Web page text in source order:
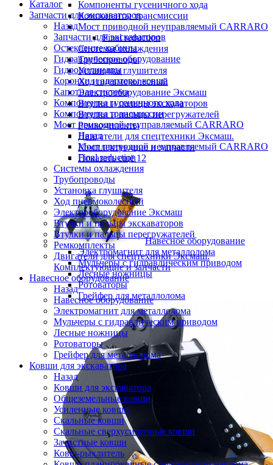
Компоненты гусеничного хода
Компоненты трансмиссии
Мост приводной неуправляемый CARRARO
Final reduction
Системы охлаждения
Трубопроводы
Установка глушителя
Ход пневмоколесный
Электрооборудование Эксмаш
Втулки и пальцы экскаваторов
Втулки и пальцы перегружателей
Ремкомплекты
Двигатели для спецтехники Эксмаш.
Комплектующие и запчасти
Показать ещё 12
Навесное оборудование
Электромагнит для металлолома
Мульчеры с гидравлическим приводом
Лесные ножницы
Ротоваторы
Грейфер для металлолома
Каталог
Запчасти для экскаваторов
Назад
Запчасти для экскаваторов
Остекление кабины
Гидравлическое оборудование
Гидроцилиндры
Коронки и адаптеры ковша
Капотная система
Компоненты гусеничного хода
Компоненты трансмиссии
Мост приводной неуправляемый CARRARO
Назад
Мост приводной неуправляемый CARRARO
Final reduction
Системы охлаждения
Трубопроводы
Установка глушителя
Ход пневмоколесный
Электрооборудование Эксмаш
Втулки и пальцы экскаваторов
Втулки и пальцы перегружателей
Ремкомплекты
Двигатели для спецтехники Эксмаш.
Комплектующие и запчасти
Навесное оборудование
Назад
Навесное оборудование
Электромагнит для металлолома
Мульчеры с гидравлическим приводом
Лесные ножницы
Ротоваторы
Грейфер для металлолома
Ковши для экскаватора
Назад
Ковши для экскаватора
Общеземельные ковши
Усиленные ковши
Скальные ковши
Скальные сверхусиленные ковши
Зачистные ковши
Ковш-рыхлитель